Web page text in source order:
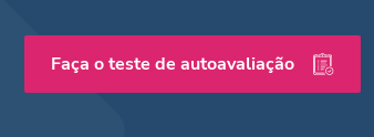
Faça o teste de autoavaliação